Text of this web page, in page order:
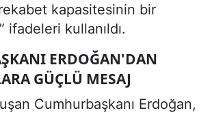
kapasitesinin bir
ifadeleri kullanıldı.
ERDOĞAN'DAN
GÜÇLÜ MESAJ
Cumhurbaşkanı Erdoğan,